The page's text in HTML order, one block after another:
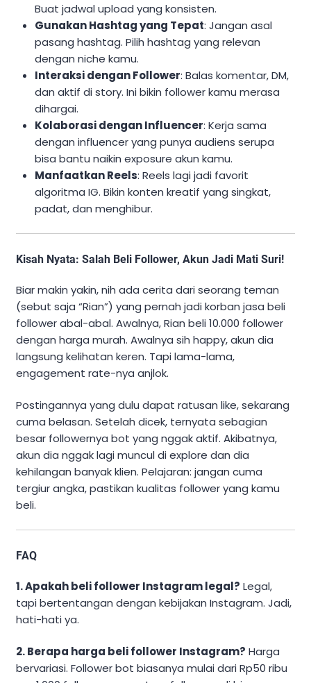
Buat jadwal upload yang konsisten.
Gunakan Hashtag yang Tepat: Jangan asal
pasang hashtag. Pilih hashtag yang relevan
dengan niche kamu.
Interaksi dengan Follower: Balas komentar, DM,
dan aktif di story. Ini bikin follower kamu merasa
dihargai.
Kolaborasi dengan Influencer: Kerja sama
dengan influencer yang punya audiens serupa
bisa bantu naikin exposure akun kamu.
Manfaatkan Reels: Reels lagi jadi favorit
algoritma IG. Bikin konten kreatif yang singkat,
padat, dan menghibur.
Kisah Nyata: Salah Beli Follower, Akun Jadi Mati Suri!
Biar makin yakin, nih ada cerita dari seorang teman
(sebut saja “Rian”) yang pernah jadi korban jasa beli
follower abal-abal. Awalnya, Rian beli 10.000 follower
dengan harga murah. Awalnya sih happy, akun dia
langsung kelihatan keren. Tapi lama-lama,
engagement rate-nya anjlok.
Postingannya yang dulu dapat ratusan like, sekarang
cuma belasan. Setelah dicek, ternyata sebagian
besar followernya bot yang nggak aktif. Akibatnya,
akun dia nggak lagi muncul di explore dan dia
kehilangan banyak klien. Pelajaran: jangan cuma
tergiur angka, pastikan kualitas follower yang kamu
beli.
FAQ
1. Apakah beli follower Instagram legal? Legal,
tapi bertentangan dengan kebijakan Instagram. Jadi,
hati-hati ya.
2. Berapa harga beli follower Instagram? Harga
bervariasi. Follower bot biasanya mulai dari Rp50 ribu